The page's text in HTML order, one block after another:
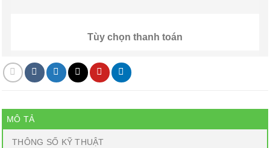
Tùy chọn thanh toán
MÔ TẢ
THÔNG SỐ KỸ THUẬT